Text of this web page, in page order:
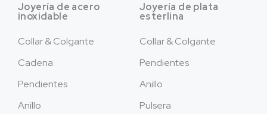
Joyería de acero
inoxidable
Collar & Colgante
Cadena
Pendientes
Anillo
Joyería de plata
esterlina
Collar & Colgante
Pendientes
Anillo
Pulsera